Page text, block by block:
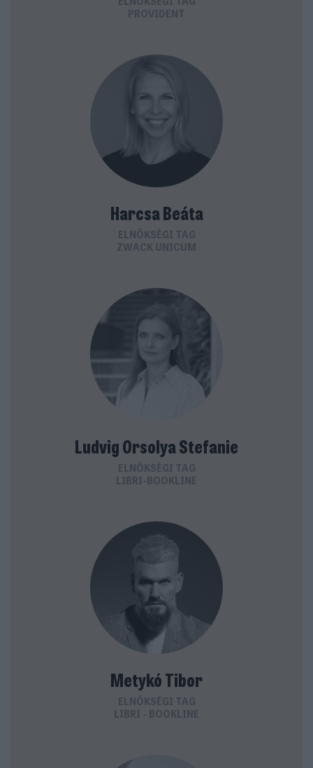
PROVIDENT
Harcsa Beáta
ELNÖKSÉGI TAG
ZWACK UNICUM
Ludvig Orsolya Stefanie
ELNÖKSÉGI TAG
LIBRI-BOOKLINE
Metykó Tibor
ELNÖKSÉGI TAG
LIBRI - BOOKLINE